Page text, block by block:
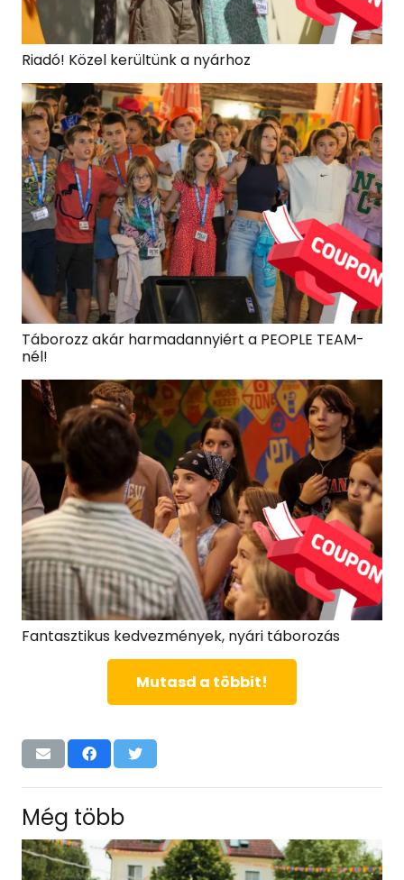
Riadó! Közel kerültünk a nyárhoz
Táborozz akár harmadannyiért a PEOPLE TEAM-
nél!
Fantasztikus kedvezmények, nyári táborozás
Mutasd a többit!
Még több